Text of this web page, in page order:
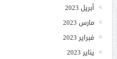
أبريل 2023
مارس 2023
فبراير 2023
يناير 2023